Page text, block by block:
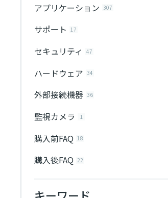
アプリケーション 307
サポート 17
セキュリティ 47
ハードウェア 34
外部接続機器 36
監視カメラ 1
購入前FAQ 18
購入後FAQ 22